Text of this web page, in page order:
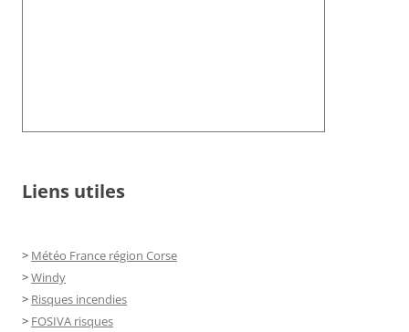
Liens utiles
> Météo France région Corse
>Windy
> Risques incendies
> FOSIVA risques